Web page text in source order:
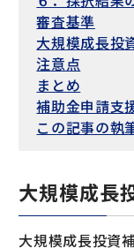
審査基準
大規模成長投
注意点
まとめ
補助金申請支
この記事の執
大規模成長
大規模成長投資